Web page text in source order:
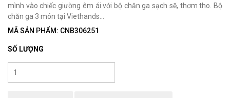
mình vào chiếc giường êm ái với bộ chăn ga sạch sẽ, thơm tho. Bộ
chăn ga 3 món tại Viethands...
MÃ SẢN PHẨM: CNB306251
SỐ LƯỢNG